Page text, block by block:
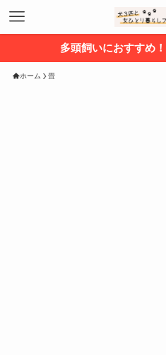
多頭飼いにおすすめ
ホーム 畳